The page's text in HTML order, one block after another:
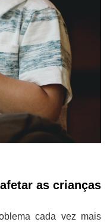
as crianças
cada vez mais